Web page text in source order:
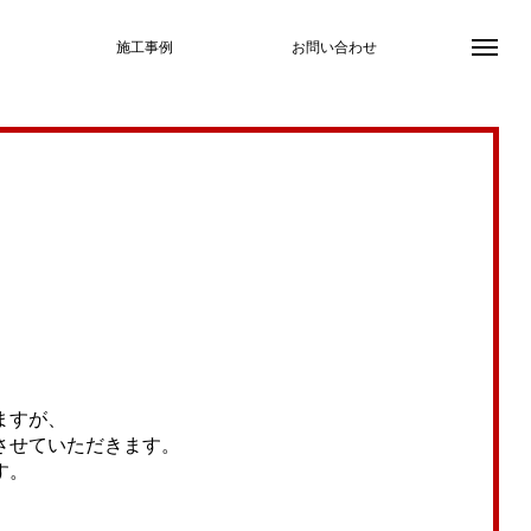
施工事例 お問い合わせ
が、
ていただきます。